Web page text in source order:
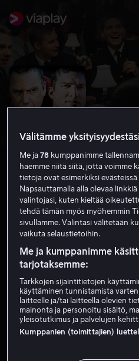
The Guardian
6.9 Toiminta
HD
Vuokraa
Osta
Välitämme
Me ja78 kumppanimme
haemme niitä siitä, jotta voimme
tietoja ovat esimerkiksi
Napsauttamalla alla olevaa
valintojasi, kuten kieltää
tehdä tämän myös myöhemmin
sivullamme. Valintasi välitetään
vaikuta selaustietoihin.
Me ja kumppanimme
tarjotaksemme:
Tarkkojen sijaintitietojen
käyttäminen tunnistamista
laitteelle ja/tai laitteella olevien
mainonta ja personoitu sisältö,
yleisötutkimus ja palvelujen
Kumppanien (toimittajien)